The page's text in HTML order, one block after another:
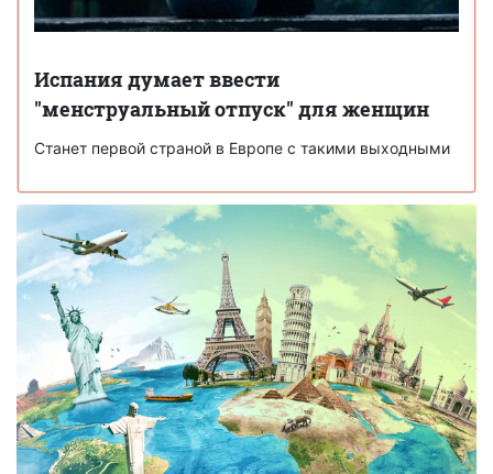
Испания думает ввести
"менструальный отпуск" для женщин
Станет первой страной в Европе с такими выходными